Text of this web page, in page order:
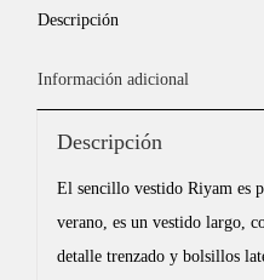
Descripción
Información adicional
Descripción
El sencillo vestido Riyam es
verano, es un vestido largo,
detalle trenzado y bolsillos